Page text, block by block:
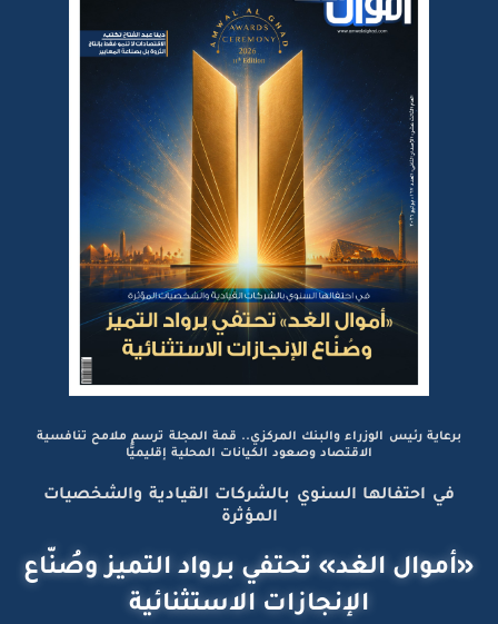
برعاية رئيس الوزراء والبنك المركزي.. قمة المجلة ترسم ملامح تنافسية
الاقتصاد وصعود الكيانات المحلية إقليميًّا
في احتفالها السنوي بالشركات القيادية والشخصيات
المؤثرة
«أموال الغد» تحتفي برواد التميز وصُنّاع
الإنجازات الاستثنائية